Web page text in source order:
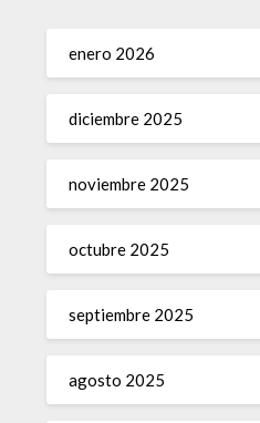
enero 2026
diciembre 2025
noviembre 2025
octubre 2025
septiembre 2025
agosto 2025